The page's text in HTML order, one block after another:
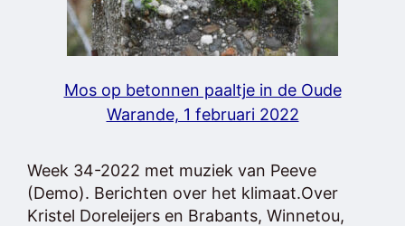
Mos op betonnen paaltje in de Oude
Warande, 1 februari 2022
Week 34-2022 met muziek van Peeve
(Demo). Berichten over het klimaat.Over
Kristel Doreleijers en Brabants, Winnetou,